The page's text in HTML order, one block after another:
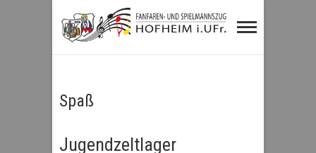
Fanfaren- und
Spielmannszug
Spaß
Jugendzeltlager